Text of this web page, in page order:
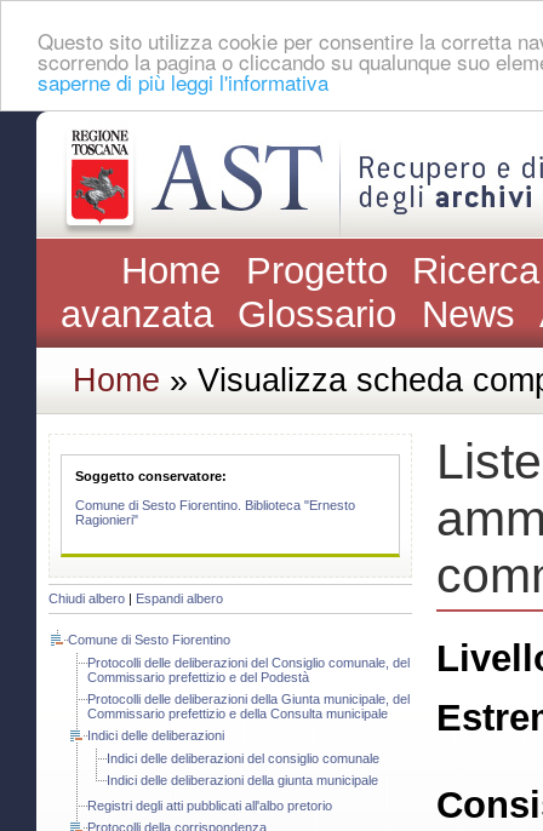
Questo sito utilizza cookie per consentire la corretta
scorrendo la pagina o cliccando su qualunque suo
saperne di più leggi l'informativa
Home Progetto
avanzata Glossario News
Home » Visualizza scheda
Soggetto conservatore:
Comune di Sesto Fiorentino. Biblioteca "Ernesto
Ragionieri"
Chiudi albero Espandi albero
Comune di Sesto Fiorentino
Protocolli delle deliberazioni del Consiglio comunale, del
Commissario prefettizio e del Podestà
Protocolli delle deliberazioni della Giunta municipale, del
Commissario prefettizio e della Consulta municipale
Indici delle deliberazioni
Indici delle deliberazioni del consiglio comunale
Indici delle deliberazioni della giunta municipale
Registri degli atti pubblicati all'albo pretorio
Protocolli della corrispondenza